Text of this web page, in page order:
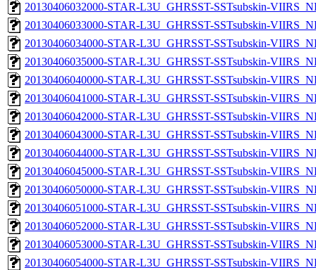
20130406032000-STAR-L3U_GHRSST-SSTsubskin-
20130406033000-STAR-L3U_GHRSST-SSTsubskin-
20130406034000-STAR-L3U_GHRSST-SSTsubskin-
20130406035000-STAR-L3U_GHRSST-SSTsubskin-
20130406040000-STAR-L3U_GHRSST-SSTsubskin-
20130406041000-STAR-L3U_GHRSST-SSTsubskin-
20130406042000-STAR-L3U_GHRSST-SSTsubskin-
20130406043000-STAR-L3U_GHRSST-SSTsubskin-
20130406044000-STAR-L3U_GHRSST-SSTsubskin-
20130406045000-STAR-L3U_GHRSST-SSTsubskin-
20130406050000-STAR-L3U_GHRSST-SSTsubskin-
20130406051000-STAR-L3U_GHRSST-SSTsubskin-
20130406052000-STAR-L3U_GHRSST-SSTsubskin-
20130406053000-STAR-L3U_GHRSST-SSTsubskin-
20130406054000-STAR-L3U_GHRSST-SSTsubskin-